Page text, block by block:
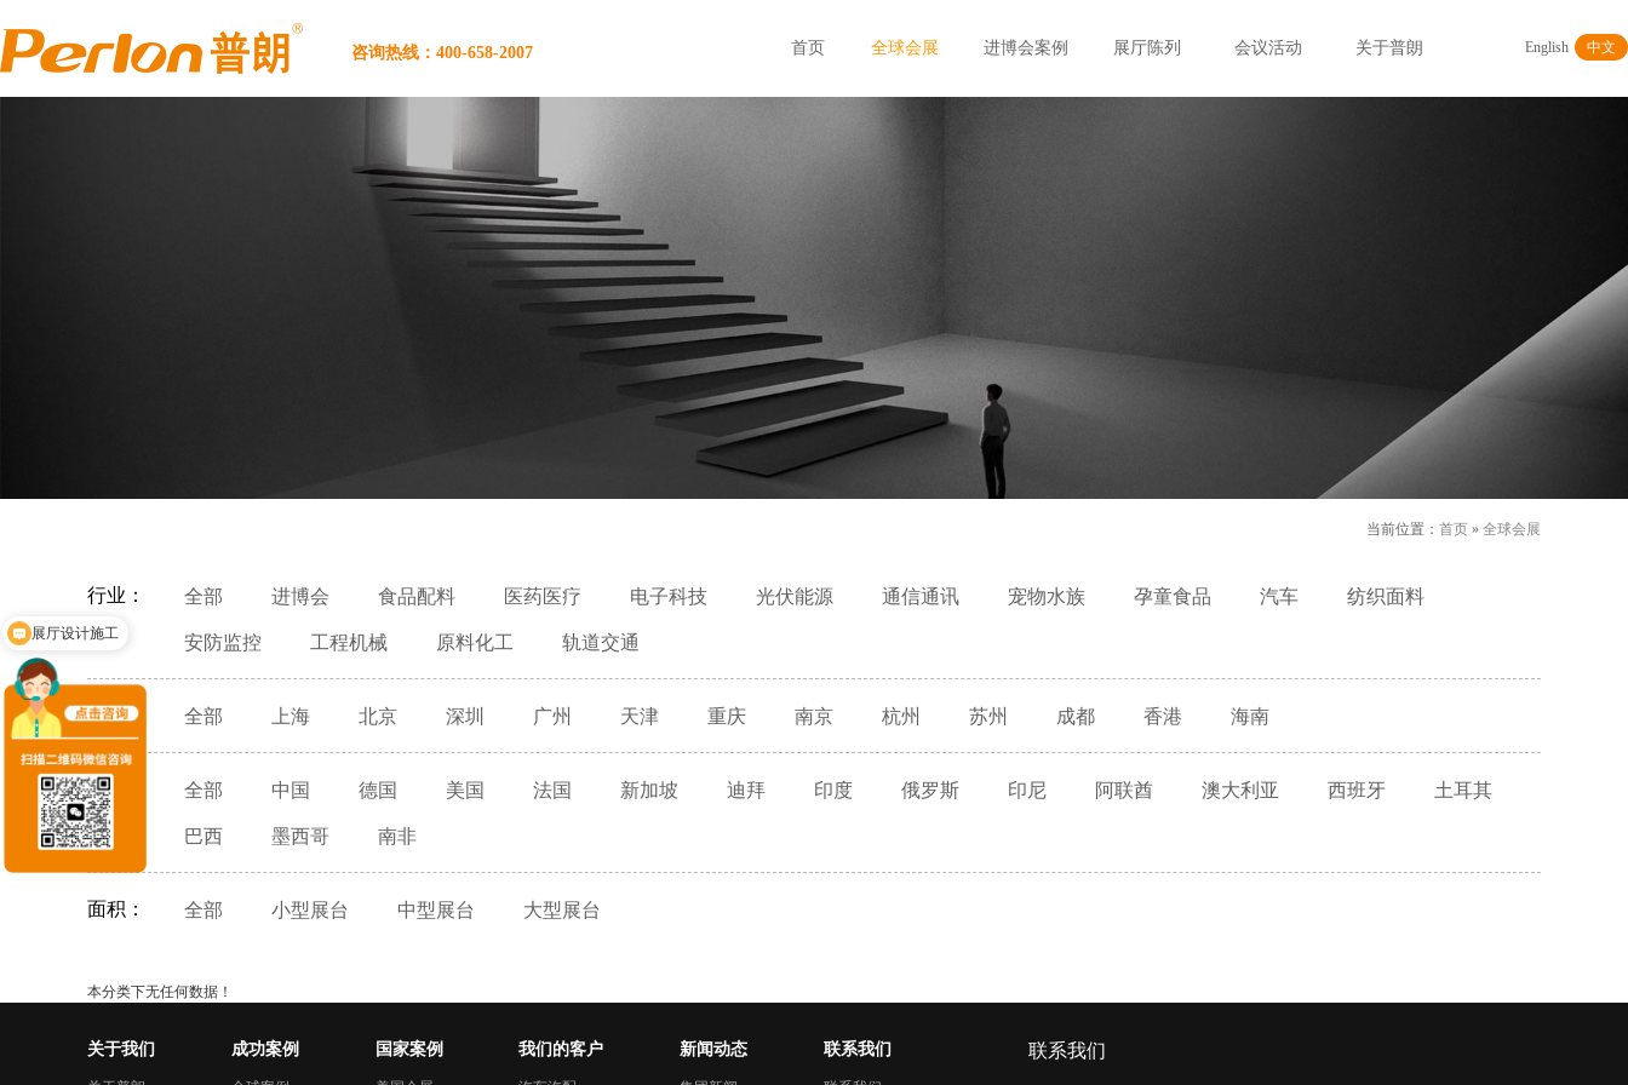
咨询热线：400-658-2007 English 中文
首页 全球会展 进博会案例 展厅陈列 会议活动 关于普朗
当前位置： 首页 » 全球会展
行业： 全部 进博会 食品配料 医药医疗 电子科技 光伏能源 通信通讯 宠物水族 孕童食品 汽车 纺织面料
安防监控 工程机械 原料化工 轨道交通
国内： 全部 上海 北京 深圳 广州 天津 重庆 南京 杭州 苏州 成都 香港 海南
国外： 全部 中国 德国 美国 法国 新加坡 迪拜 印度 俄罗斯 印尼 阿联酋 澳大利亚 西班牙 土耳其
巴西 墨西哥 南非
面积： 全部 小型展台 中型展台 大型展台
本分类下无任何数据！
关于我们 成功案例 国家案例 我们的客户 新闻动态 联系我们 联系我们
展厅设计施工